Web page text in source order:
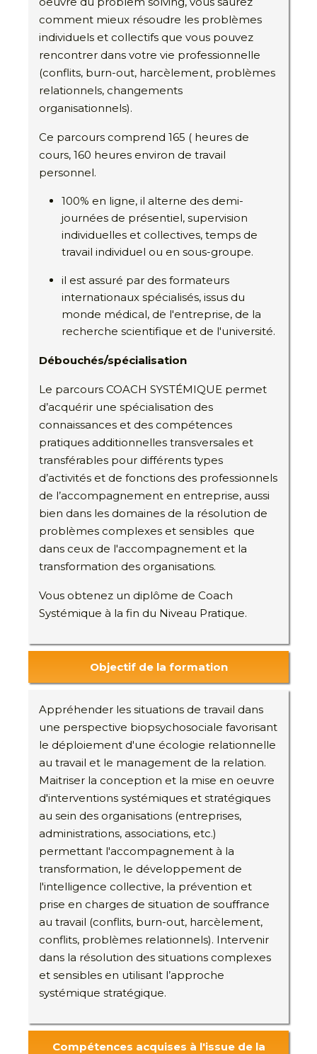
comment mieux résoudre les problèmes
individuels et collectifs que vous pouvez
rencontrer dans votre vie professionnelle
(conflits, burn-out, harcèlement, problèmes
relationnels, changements
organisationnels).
Ce parcours comprend 165 ( heures de
cours, 160 heures environ de travail
personnel.
100% en ligne, il alterne des demi-
journées de présentiel, supervision
individuelles et collectives, temps de
travail individuel ou en sous-groupe.
il est assuré par des formateurs
internationaux spécialisés, issus du
monde médical, de l'entreprise, de la
recherche scientifique et de l'université.
Débouchés/spécialisation
Le parcours COACH SYSTÉMIQUE permet
d’acquérir une spécialisation des
connaissances et des compétences
pratiques additionnelles transversales et
transférables pour différents types
d’activités et de fonctions des professionnels
de l’accompagnement en entreprise, aussi
bien dans les domaines de la résolution de
problèmes complexes et sensibles que
dans ceux de l'accompagnement et la
transformation des organisations.
Vous obtenez un diplôme de Coach
Systémique à la fin du Niveau Pratique.
Objectif de la formation
Appréhender les situations de travail dans
une perspective biopsychosociale favorisant
le déploiement d'une écologie relationnelle
au travail et le management de la relation.
Maitriser la conception et la mise en oeuvre
d'interventions systémiques et stratégiques
au sein des organisations (entreprises,
administrations, associations, etc.)
permettant l'accompagnement à la
transformation, le développement de
l'intelligence collective, la prévention et
prise en charges de situation de souffrance
au travail (conflits, burn-out, harcèlement,
conflits, problèmes relationnels). Intervenir
dans la résolution des situations complexes
et sensibles en utilisant l’approche
systémique stratégique.
Compétences acquises à l'issue de la